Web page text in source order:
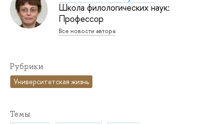
Школа филологических наук:
Профессор
Все новости автора
Рубрики
Университетская жизнь
Темы